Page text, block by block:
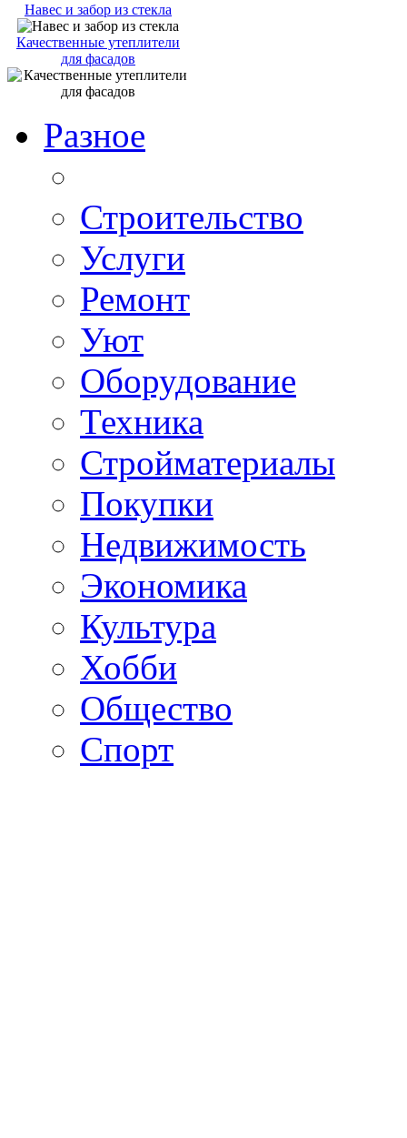
Навес и забор из стекла
Качественные утеплители
для фасадов
Разное
Строительство
Услуги
Ремонт
Уют
Оборудование
Техника
Стройматериалы
Покупки
Недвижимость
Экономика
Культура
Хобби
Общество
Спорт